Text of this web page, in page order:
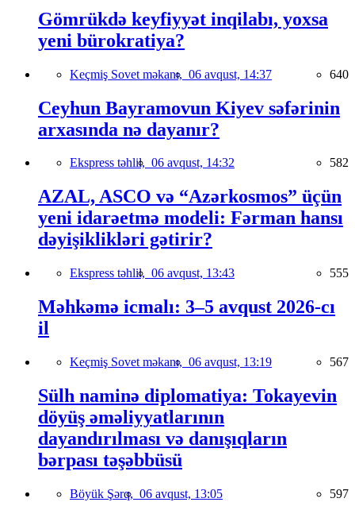
Gömrükdə keyfiyyət inqilabı, yoxsa
yeni bürokratiya?
Keçmiş Sovet məkanı, 06 avqust, 14:37 640
Ceyhun Bayramovun Kiyev səfərinin
arxasında nə dayanır?
Ekspress təhlil, 06 avqust, 14:32 582
AZAL, ASCO və “Azərkosmos” üçün
yeni idarəetmə modeli: Fərman hansı
dəyişiklikləri gətirir?
Ekspress təhlil, 06 avqust, 13:43 555
Məhkəmə icmalı: 3–5 avqust 2026-cı
il
Keçmiş Sovet məkanı, 06 avqust, 13:19 567
Sülh naminə diplomatiya: Tokayevin
döyüş əməliyyatlarının
dayandırılması və danışıqların
bərpası təşəbbüsü
Böyük Şərq, 06 avqust, 13:05 597